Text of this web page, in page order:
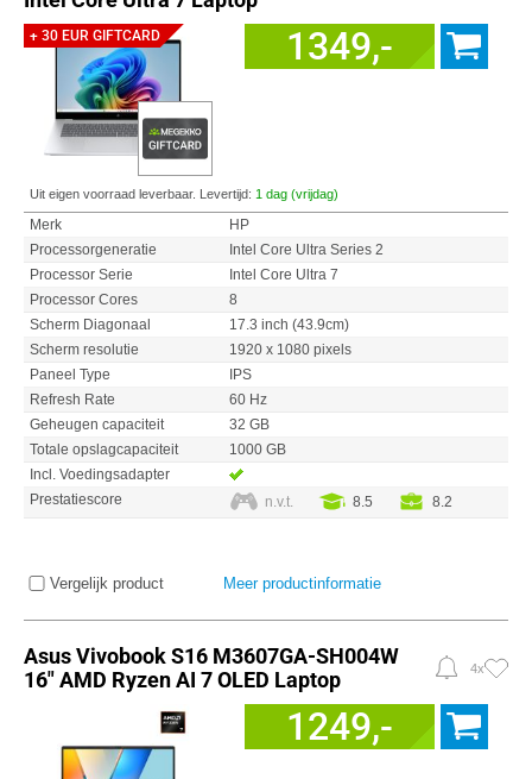
+ 30 EUR GIFTCARD 1349,-
Uit eigen voorraad leverbaar. Levertijd: 1 dag (vrijdag)
Merk
HP
Processorgeneratie
Intel Core Ultra Series 2
Processor Serie
Intel Core Ultra 7
Processor Cores
8
Scherm Diagonaal
17.3 inch (43.9cm)
Scherm resolutie
1920 x 1080 pixels
Paneel Type
IPS
Refresh Rate
60 Hz
Geheugen capaciteit
32 GB
Totale opslagcapaciteit
1000 GB
Incl. Voedingsadapter
Prestatiescore
n.v.t. 8.5 8.2
Vergelijk product Meer productinformatie
Asus Vivobook S16 M3607GA-SH004W
16" AMD Ryzen AI 7 OLED Laptop
4x
1249,-